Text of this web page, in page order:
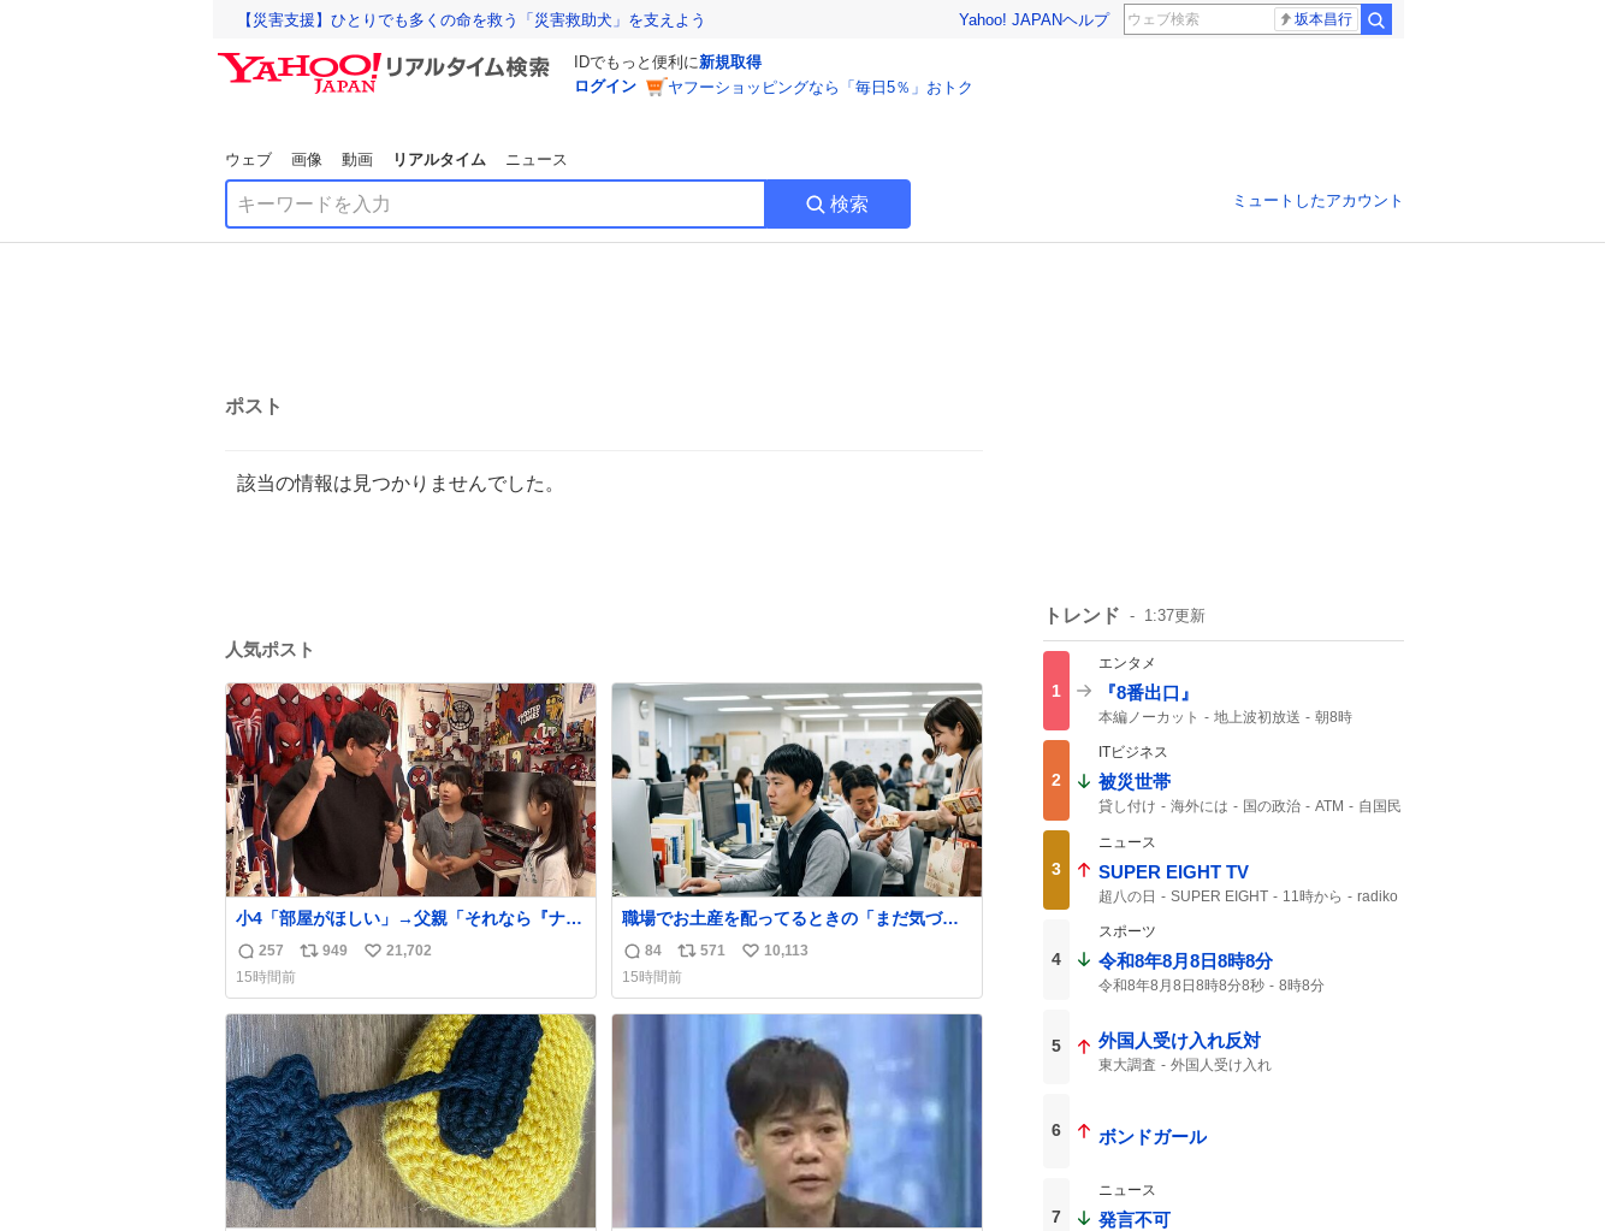
【災害支援】ひとりでも多くの命を救う「災害救助犬」を支えよう Yahoo! JAPANヘルプ 坂本昌行
IDでもっと便利に新規取得
ログイン
ヤフーショッピングなら「毎日5％」おトク
ウェブ 画像 動画 リアルタイム ニュース
検索 ミュートしたアカウント
ポスト
該当の情報は見つかりませんでした。
人気ポスト
小4「部屋がほしい」→父親「それなら『ナイ
トスクープ』に言え！無理やろけどな…」
oricon.co.jp/news/2472553/f… ⠀ 「父の部
屋を奪いたい」小学4年生と妹が登場。自宅の
2階には部屋が4つあるのに、父が2部屋使い、
姉妹は1部屋。文句を言うと「ナイトスクープ
に改造してもらえ！無理やろけどな」と
返
信
数
257
リ
ス
ト
数
949
い
ね
数
21,702
15時間前
職場でお土産を配ってるときの「まだ気づい
てませんよ」的な演技が毎回シンドい。
返
信
数
84
リ
ポ
ス
571
い
ね
10,113
15時間前
トレンド 1:37更新
1
エンタメ
『8番出口』
本編ノーカット 地上波初放送
朝8時
8番出口
金ロー
2
ITビジネス
被災世帯
貸し付け 海外には 国の政治 ATM 自国民
3
ニュース
SUPER EIGHT TV
超八の日 SUPER EIGHT 11時から radiko
4
スポーツ
令和8年8月8日8時8分
令和8年8月8日8時8分8秒
8時8分
5 外国人受け入れ反対
東大調査 外国人受け入れ
6 ボンドガール
7
ニュース
発言不可